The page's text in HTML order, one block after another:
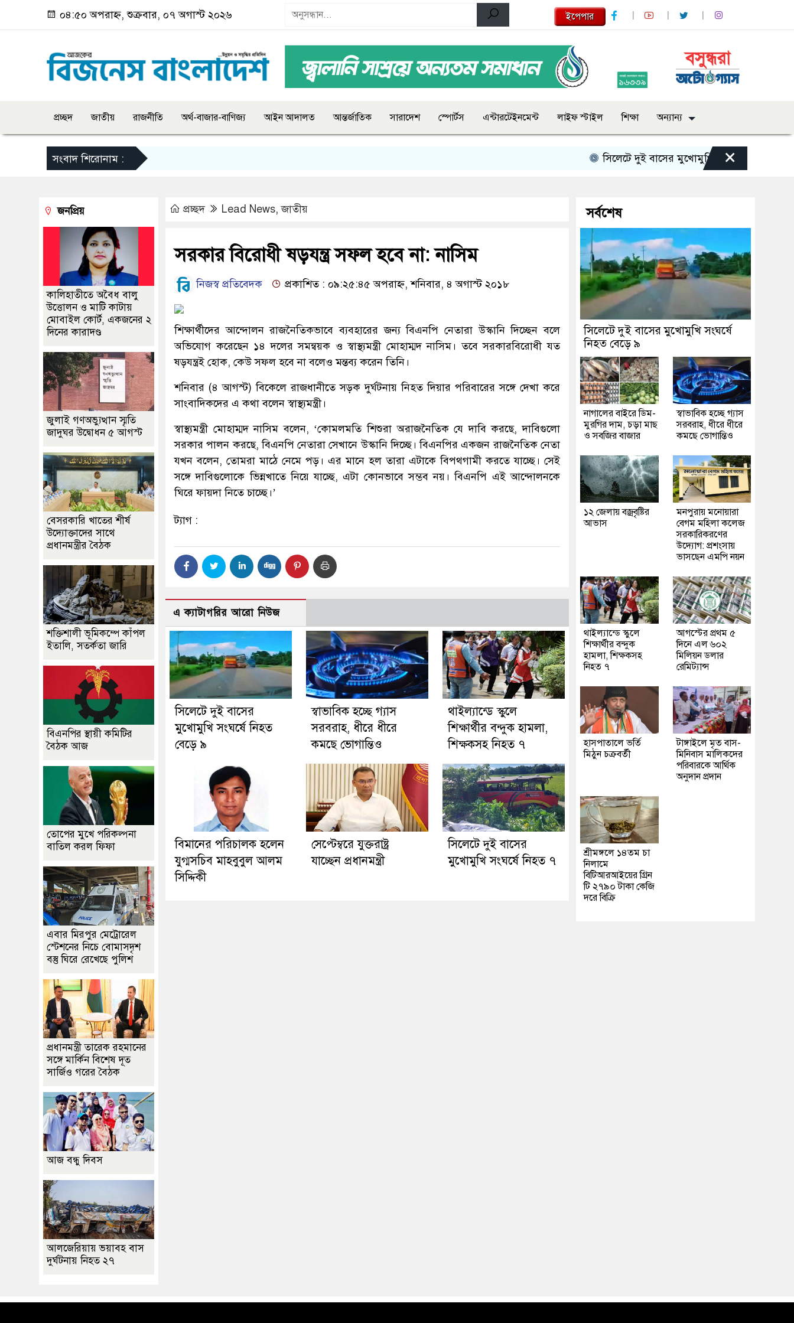
০৪:৫০ অপরাহ্ন, শুক্রবার, ০৭ অগাস্ট ২০২৬ ইপেপার
প্রচ্ছদ জাতীয় রাজনীতি অর্থ-বাজার-বাণিজ্য আইন আদালত আন্তর্জাতিক সারাদেশ স্পোর্টস এন্টারটেইনমেন্ট লাইফ স্টাইল শিক্ষা অন্যান্য
সংবাদ শিরোনাম : সিলেটে দুই বাসের মুখোমুখি সংঘর্ষে নিহত বেড়ে ৯
×
প্রচ্ছদ Lead News,জাতীয়
সরকার বিরোধী ষড়যন্ত্র সফল হবে না: নাসিম
নিজস্ব প্রতিবেদক প্রকাশিত : ০৯:২৫:৪৫ অপরাহ্ন, শনিবার, ৪ অগাস্ট ২০১৮
শিক্ষার্থীদের আন্দোলন রাজনৈতিকভাবে ব্যবহারের জন্য বিএনপি নেতারা উস্কানি দিচ্ছেন বলে
অভিযোগ করেছেন ১৪ দলের সমন্বয়ক ও স্বাস্থ্যমন্ত্রী মোহাম্মদ নাসিম। তবে সরকারবিরোধী যত
ষড়যন্ত্রই হোক, কেউ সফল হবে না বলেও মন্তব্য করেন তিনি।
শনিবার (৪ আগস্ট) বিকেলে রাজধানীতে সড়ক দুর্ঘটনায় নিহত দিয়ার পরিবারের সঙ্গে দেখা করে
সাংবাদিকদের এ কথা বলেন স্বাস্থ্যমন্ত্রী।
স্বাস্থ্যমন্ত্রী মোহাম্মদ নাসিম বলেন, ‘কোমলমতি শিশুরা অরাজনৈতিক যে দাবি করছে, দাবিগুলো
সরকার পালন করছে, বিএনপি নেতারা সেখানে উস্কানি দিচ্ছে। বিএনপির একজন রাজনৈতিক নেতা
যখন বলেন, তোমরা মাঠে নেমে পড়। এর মানে হল তারা এটাকে বিপথগামী করতে যাচ্ছে। সেই
সঙ্গে দাবিগুলোকে ভিন্নখাতে নিয়ে যাচ্ছে, এটা কোনভাবে সম্ভব নয়। বিএনপি এই আন্দোলনকে
ঘিরে ফায়দা নিতে চাচ্ছে।’
ট্যাগ :
এ ক্যাটাগরির আরো নিউজ
সিলেটে দুই বাসের
মুখোমুখি সংঘর্ষে নিহত
বেড়ে ৯
স্বাভাবিক হচ্ছে গ্যাস
সরবরাহ, ধীরে ধীরে
কমছে ভোগান্তিও
থাইল্যান্ডে স্কুলে
শিক্ষার্থীর বন্দুক হামলা,
শিক্ষকসহ নিহত ৭
বিমানের পরিচালক হলেন
যুগ্মসচিব মাহবুবুল আলম
সিদ্দিকী
সেপ্টেম্বরে যুক্তরাষ্ট্র
যাচ্ছেন প্রধানমন্ত্রী
সিলেটে দুই বাসের
মুখোমুখি সংঘর্ষে নিহত ৭
জনপ্রিয়
কালিহাতীতে অবৈধ বালু
উত্তোলন ও মাটি কাটায়
মোবাইল কোর্ট, একজনের ২
দিনের কারাদণ্ড
জুলাই গণঅভ্যুত্থান স্মৃতি
জাদুঘর উদ্বোধন ৫ আগস্ট
বেসরকারি খাতের শীর্ষ
উদ্যোক্তাদের সাথে
প্রধানমন্ত্রীর বৈঠক
শক্তিশালী ভূমিকম্পে কাঁপল
ইতালি, সতর্কতা জারি
বিএনপির স্থায়ী কমিটির
বৈঠক আজ
তোপের মুখে পরিকল্পনা
বাতিল করল ফিফা
এবার মিরপুর মেট্রোরেল
স্টেশনের নিচে বোমাসদৃশ
বস্তু ঘিরে রেখেছে পুলিশ
প্রধানমন্ত্রী তারেক রহমানের
সঙ্গে মার্কিন বিশেষ দূত
সার্জিও গরের বৈঠক
আজ বন্ধু দিবস
আলজেরিয়ায় ভয়াবহ বাস
দুর্ঘটনায় নিহত ২৭
সর্বশেষ
সিলেটে দুই বাসের মুখোমুখি সংঘর্ষে
নিহত বেড়ে ৯
নাগালের বাইরে ডিম-
মুরগির দাম, চড়া মাছ
ও সবজির বাজার
স্বাভাবিক হচ্ছে গ্যাস
সরবরাহ, ধীরে ধীরে
কমছে ভোগান্তিও
১২ জেলায় বজ্রবৃষ্টির
আভাস
মনপুরায় মনোয়ারা
বেগম মহিলা কলেজ
সরকারিকরণের
উদ্যোগ: প্রশংসায়
ভাসছেন এমপি নয়ন
থাইল্যান্ডে স্কুলে
শিক্ষার্থীর বন্দুক
হামলা, শিক্ষকসহ
নিহত ৭
আগস্টের প্রথম ৫
দিনে এল ৬০২
মিলিয়ন ডলার
রেমিট্যান্স
হাসপাতালে ভর্তি
মিঠুন চক্রবর্তী
টাঙ্গাইলে মৃত বাস-
মিনিবাস মালিকদের
পরিবারকে আর্থিক
অনুদান প্রদান
শ্রীমঙ্গলে ১৪তম চা
নিলামে
বিটিআরআইয়ের গ্রিন
টি ২৭৯০ টাকা কেজি
দরে বিক্রি